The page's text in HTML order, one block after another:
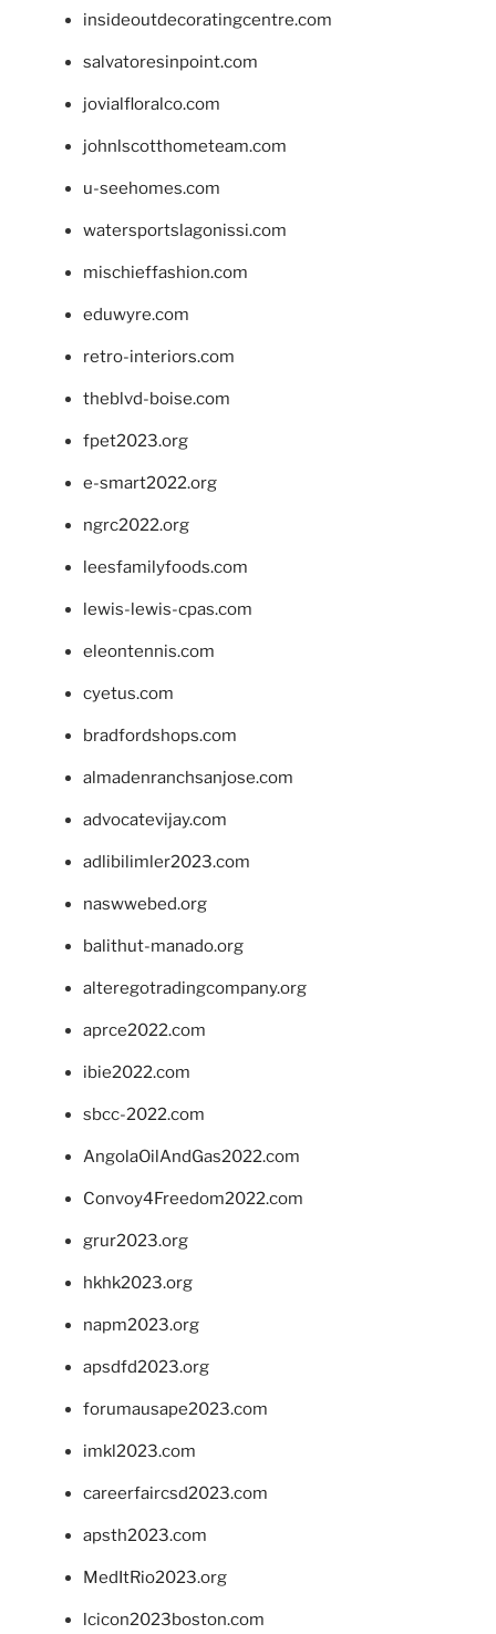
insideoutdecoratingcentre.com
salvatoresinpoint.com
jovialfloralco.com
johnlscotthometeam.com
u-seehomes.com
watersportslagonissi.com
mischieffashion.com
eduwyre.com
retro-interiors.com
theblvd-boise.com
fpet2023.org
e-smart2022.org
ngrc2022.org
leesfamilyfoods.com
lewis-lewis-cpas.com
eleontennis.com
cyetus.com
bradfordshops.com
almadenranchsanjose.com
advocatevijay.com
adlibilimler2023.com
naswwebed.org
balithut-manado.org
alteregotradingcompany.org
aprce2022.com
ibie2022.com
sbcc-2022.com
AngolaOilAndGas2022.com
Convoy4Freedom2022.com
grur2023.org
hkhk2023.org
napm2023.org
apsdfd2023.org
forumausape2023.com
imkl2023.com
careerfaircsd2023.com
apsth2023.com
MedItRio2023.org
lcicon2023boston.com